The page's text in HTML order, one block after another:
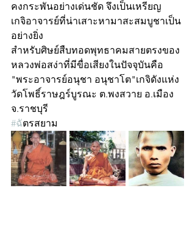
คงกระพันอย่างเด่นชัด จึงเป็นเหรียญ
เกจิอาจารย์ที่น่าเสาะหามาสะสมบูชาเป็น
อย่างยิ่ง
สำหรับศิษย์สืบทอดพุทธาคมสายตรงของ
หลวงพ่อสง่าที่มีขื่อเสียงในปัจจุบันคือ
"พระอาจารย์อนุชา อนุชาโต"เกจิดังแห่ง
วัดโพธิ์ราษฎร์บูรณะ ต.พงสวาย อ.เมือง
จ.ราชบุรี
#ฉัตรสยาม